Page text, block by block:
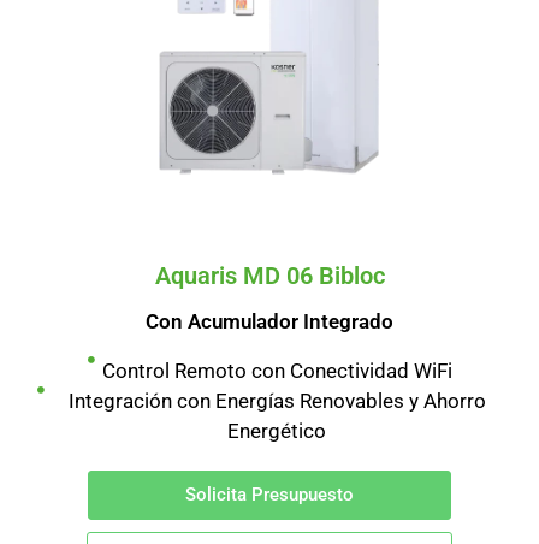
Aquaris MD 06 Bibloc
Con Acumulador Integrado
Control Remoto con Conectividad WiFi
Integración con Energías Renovables y Ahorro
Energético
Solicita Presupuesto